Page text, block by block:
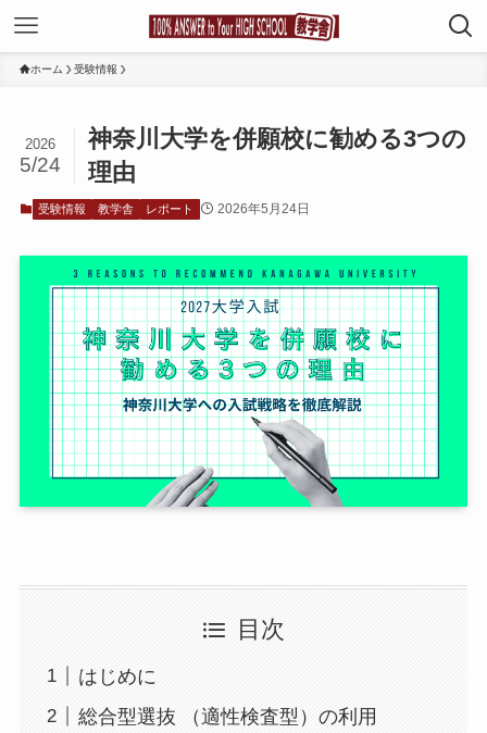
ホーム 受験情報
神奈川大学を併願校に勧める3つの
理由
2026
5/24
受験情報 教学舎 レポート 2026年5月24日
目次
はじめに
総合型選抜 （適性検査型）の利用